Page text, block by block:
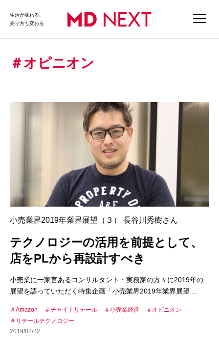
生活が変わる、
売り方も変わる
オピニオン
小売業界2019年業界展望（３） 長谷川秀樹さん
テクノロジーの活用を前提として、
店をPLから再設計すべき
小売業に一家言あるコンサルタント・実務家の方々に2019年の
展望を語っていただく特集企画「小売業界2019年業界展望…
Amazon チャイナリテール 小売業経営
オピニオン
リテールテクノロジー
2019/02/22